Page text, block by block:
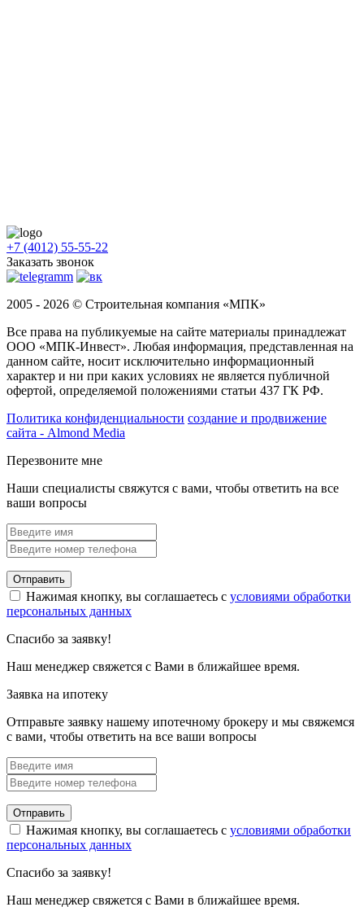
+7 (4012) 55-55-22
Заказать звонок
2005 - 2026 © Строительная компания «МПК»
Все права на публикуемые на сайте материалы принадлежат
ООО «МПК-Инвест». Любая информация, представленная на
данном сайте, носит исключительно информационный
характер и ни при каких условиях не является публичной
офертой, определяемой положениями статьи 437 ГК РФ.
Политика конфиденциальности создание и продвижение
сайта - Almond Media
Перезвоните мне
Наши специалисты свяжутся с вами, чтобы ответить на все
ваши вопросы
Отправить
Нажимая кнопку, вы соглашаетесь с условиями обработки
персональных данных
Спасибо за заявку!
Наш менеджер свяжется с Вами в ближайшее время.
Заявка на ипотеку
Отправьте заявку нашему ипотечному брокеру и мы свяжемся
с вами, чтобы ответить на все ваши вопросы
Отправить
Нажимая кнопку, вы соглашаетесь с условиями обработки
персональных данных
Спасибо за заявку!
Наш менеджер свяжется с Вами в ближайшее время.